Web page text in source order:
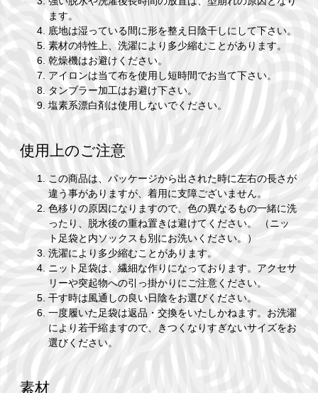
ます。
底地は湿っている間に形を整え日陰干しにして下さい。
素材の特性上、洗濯により多少縮むことがあります。
乾燥機はお避けください。
アイロンは当て布を使用し短時間でお当て下さい。
タンブラー加工はお避け下さい。
塩素系漂白剤は使用しないでください。
使用上のご注意
この商品は、パッケージから出された時に左右の長さが
違う事がありますが、着用に支障ございません。
色移りの原因になりますので、色の異なるもの一緒に洗
ったり、脱水後の重ね置きは避けてください。 （ニッ
ト足袋と内ソックスも別にお洗いください。）
洗濯により多少縮むことがあります。
ニット足袋は、繊細な作りになっております。アクセサ
リーや突起物への引っ掛かりにご注意ください。
干す時は風通しの良い日陰をお選びください。
一度履いた足袋は返品・交換をいたしかねます。お洗濯
により若干縮ますので、きつくなりすぎないサイズをお
選びください。
素材